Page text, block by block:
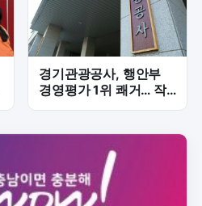
경기관광공사, 행안부
경영평가 1위 쾌거… 작
년 5위서 '껑충'